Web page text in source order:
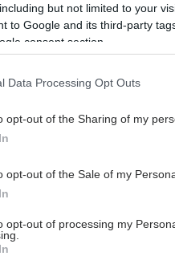
but not limited to your
to Google and its third-party
consent section.
Data Processing Opt Outs
opt-out of the Sharing of my
opt-out of the Sale of my
opt-out of processing my
του οστικού
φαίνεται να
κάπνισμα, το αλκοόλ και η
ηλιοφάνεια). Πρέπει να
(βασικός δείκτης
είναι ένα